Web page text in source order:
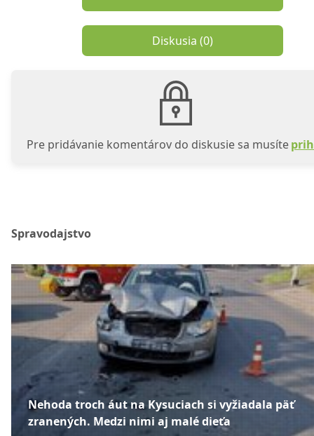
Diskusia (0)
Pre pridávanie komentárov do diskusie sa musíte
Spravodajstvo
Nehoda troch áut na Kysuciach si vyžiadala päť
zranených. Medzi nimi aj malé dieťa